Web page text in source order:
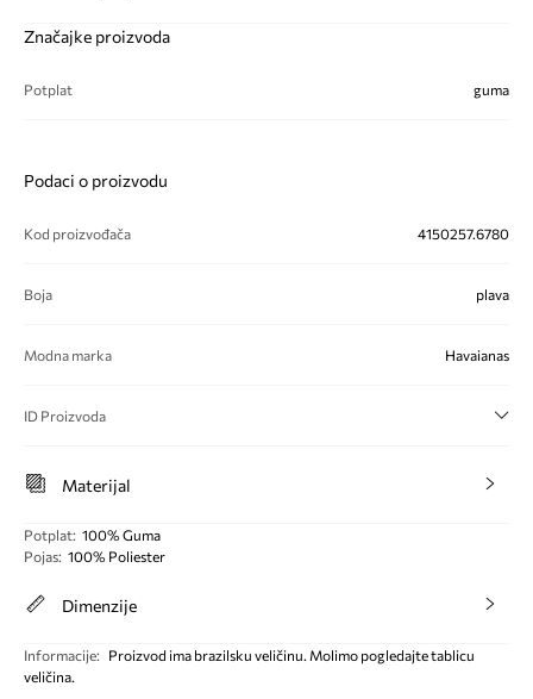
Značajke proizvoda
Potplat guma
Podaci o proizvodu
Kod proizvođača 4150257.6780
Boja plava
Modna marka Havaianas
ID Proizvoda
Materijal
Potplat: 100% Guma
Pojas: 100% Poliester
Dimenzije
Informacije:
Proizvod ima brazilsku veličinu. Molimo pogledajte tablicu
veličina.